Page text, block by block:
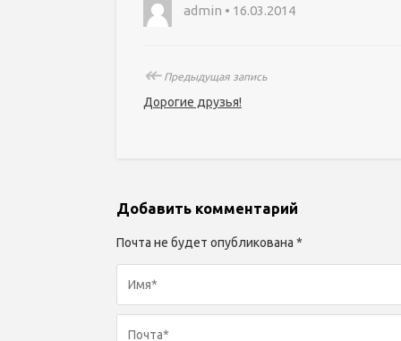
admin • 16.03.2014
↞Предыдущая запись
Дорогие друзья!
Добавить комментарий
Почта не будет опубликована *